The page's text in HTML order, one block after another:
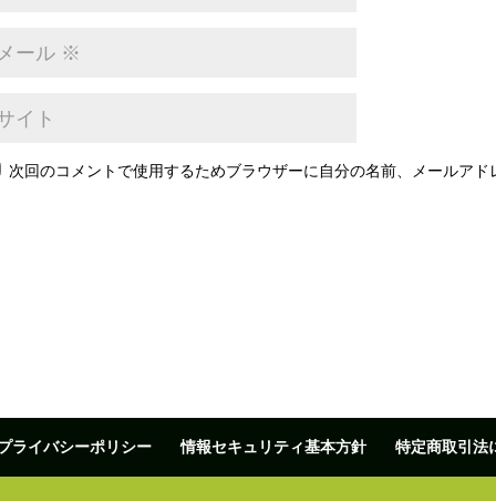
次回のコメントで使用するためブラウザーに自分の名前、メールアド
ライバシーポリシー 情報セキュリティ基本方針 特定商取引法